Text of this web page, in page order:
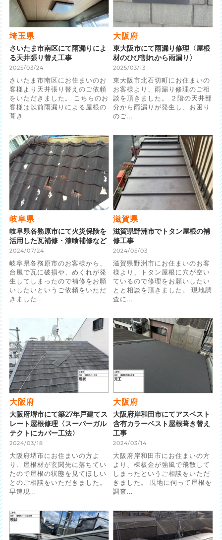
埼玉県
さいたま市南区にて雨漏りによ
る天井張り替え工事
2025/03/24
さいたま市南区にお住まいのお
客様より天井張り替えのご依頼
をいただきました。 こちらのお
客様は以前雨漏りによる屋根の
葺き...
大阪府
東大阪市にて雨漏り修理〈屋根
材のひび割れから雨漏り〉
2025/03/13
東大阪市北石切町にお住まいの
お客様より、雨漏り修理のご相
談を頂きました。 ２階の天井部
分から雨漏りが発生し、お困り
のご...
岐阜県
岐阜県各務原市にて火災保険を
活用した瓦補修・漆喰補修など
2024/07/24
岐阜県各務原市のお客様から、
台風で瓦に破損や、めくれが発
生してしまったので補修をお願
いしたいというご依頼をいただ
きました...
滋賀県
滋賀県野洲市でトタン屋根の補
修工事
2024/05/03
滋賀県野洲市にお住まいのお客
様より、トタン屋根に穴が空い
ているので修理をお願いしたい
とと相談を頂きました。 現地調
査に...
大阪府
大阪府堺市にて築27年戸建てス
レート屋根修理〈スーパーガル
テクトにカバー工法〉
2024/03/18
大阪府堺市にお住まいの方よ
り、屋根材が玄関先に落ちてい
たので屋根の状態を見てほしい
とのご相談をいただきました。
早速現...
大阪府
大阪府岸和田市にてアスベスト
含有カラーベスト屋根葺き替え
工事
2024/03/14
大阪府岸和田市にお住まいの方
より、棟板金が強風で飛散して
しまったというご相談をいただ
きました。 現地に伺って屋根を
調査...